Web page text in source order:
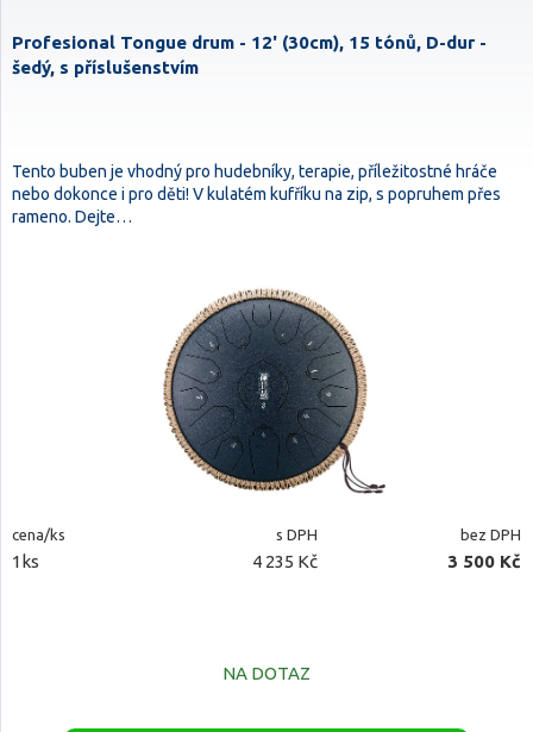
Profesional Tongue drum - 12' (30cm), 15 tónů, D-dur -
šedý, s příslušenstvím
Tento buben je vhodný pro hudebníky, terapie, příležitostné hráče
nebo dokonce i pro děti! V kulatém kufříku na zip, s popruhem přes
rameno. Dejte…
cena/ks s DPH bez DPH
1ks 4 235 Kč 3 500 Kč
NA DOTAZ